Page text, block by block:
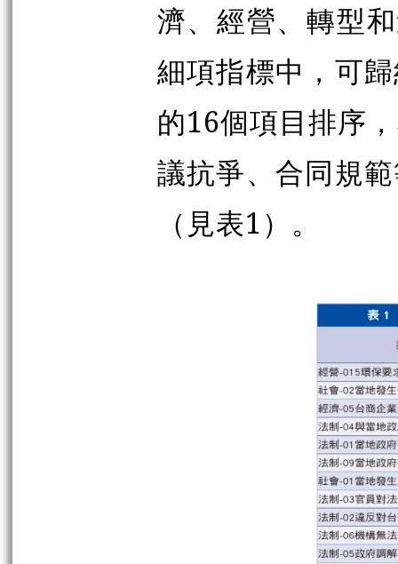
濟、經營、轉型
細項指標中，可
的16個項目排序
議抗爭、合同規
（見表1）。